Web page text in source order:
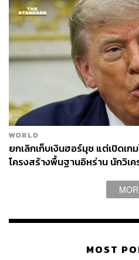
WORLD
ยกเลิกเก็บเงินฮอร์มุซ แต่เปิดเก
โครงสร้างพื้นฐานอิหร่าน นักวิเ
MOST